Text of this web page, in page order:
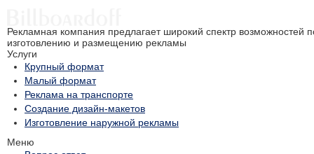
Рекламная компания предлагает широкий спектр возможностей
изготовлению и размещению рекламы
Услуги
Крупный формат
Малый формат
Реклама на транспорте
Создание дизайн-макетов
Изготовление наружной рекламы
Меню